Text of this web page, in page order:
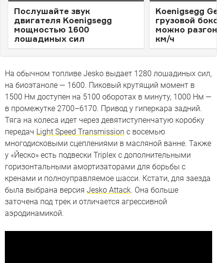
Послушайте звук
двигателя Koenigsegg
мощностью 1600
лошадиных сил
Koenigsegg
грузовой
можно
км/ч
На обычном топливе Jesko выдает 1280 лошадиных сил,
на биоэтаноле — 1600. Пиковый крутящий момент в
1500 Нм доступен на 5100 оборотах в минуту, 1000 Нм —
в промежутке 2700–6170. Привод у гиперкара задний.
Тяга на колеса идет через девятиступенчатую коробку
передач Light Speed Transmission с восемью
многодисковыми сцеплениями в масляной ванне. Также
у «Йеско» есть подвески Triplex с дополнительными
горизонтальными амортизаторами для борьбы с
кренами и полноуправляемое шасси. Кстати, для заезда
была выбрана версия Jesko Attack. Она больше
заточена под трек и отличается агрессивной
аэродинамикой.